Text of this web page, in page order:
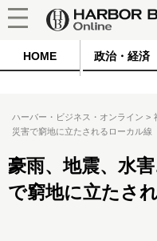
HOME 政治・経済
ハーバー・ビジネス・オンライン
災害で窮地に立たされるローカル線
豪雨、地震、水
で窮地に立たさ